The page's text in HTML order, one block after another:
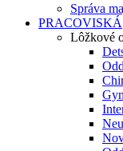
Správa
PRACOVISKÁ
Lôžkové